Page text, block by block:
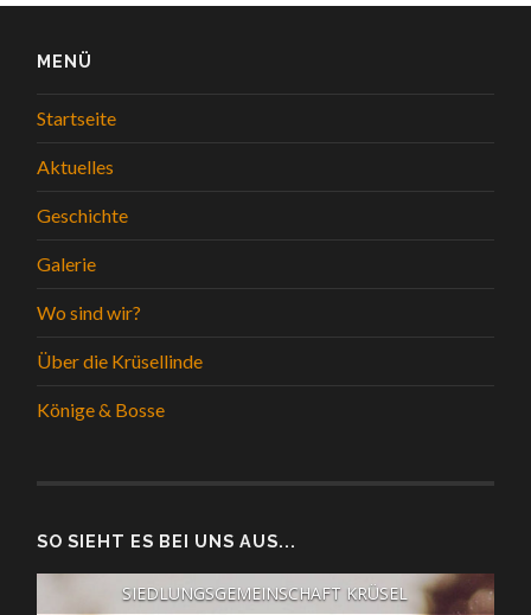
MENÜ
Startseite
Aktuelles
Geschichte
Galerie
Wo sind wir?
Über die Krüsellinde
Könige & Bosse
SO SIEHT ES BEI UNS AUS...
SIEDLUNGSGEMEINSCHAFT KRÜSEL